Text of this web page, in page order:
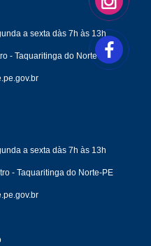
a sexta dàs 7h às 13h
- Taquaritinga do Norte-PE
a sexta dàs 7h às 13h
- Taquaritinga do Norte-PE